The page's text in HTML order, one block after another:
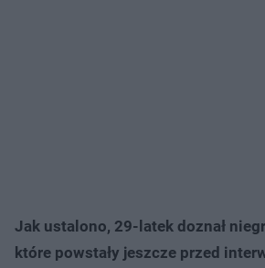
Jak ustalono, 29-latek doznał
które powstały jeszcze przed